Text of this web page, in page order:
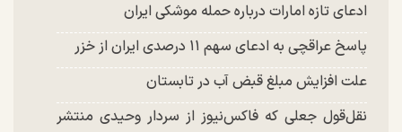
ادعای تازه امارات درباره حمله موشکی ایران
پاسخ عراقچی به ادعای سهم ۱۱ درصدی ایران از خزر
علت افزایش مبلغ قبض آب در تابستان
نقل‌قول جعلی که فاکس‌نیوز از سردار وحیدی منتشر